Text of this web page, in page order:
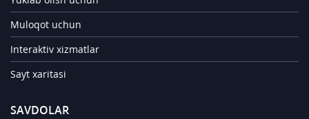
Muloqot uchun
Interaktiv xizmatlar
Sayt xaritasi
SAVDOLAR